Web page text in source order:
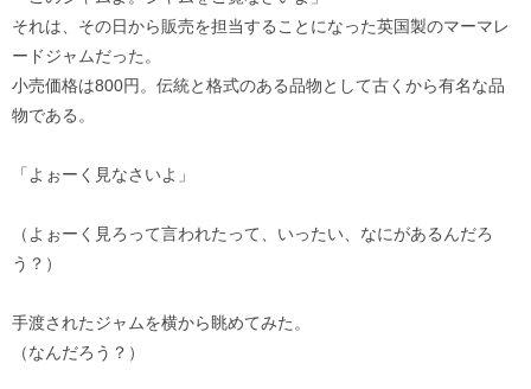
それは、その日から販売を担当することになった英国製のマーマレ
ードジャムだった。
小売価格は800円。伝統と格式のある品物として古くから有名な品
物である。
「よぉーく見なさいよ」
（よぉーく見ろって言われたって、いったい、なにがあるんだろ
う？）
手渡されたジャムを横から眺めてみた。
（なんだろう？）